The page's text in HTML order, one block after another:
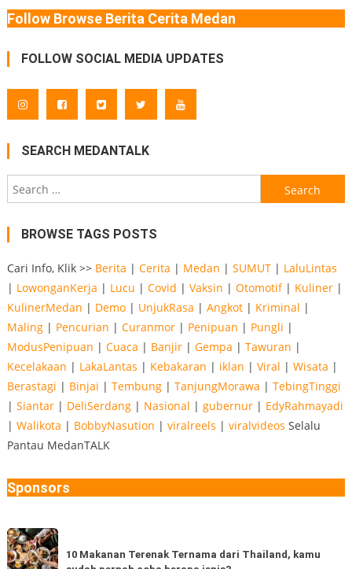
Follow Browse Berita Cerita Medan
FOLLOW SOCIAL MEDIA UPDATES
SEARCH MEDANTALK
Search
for:
BROWSE TAGS POSTS
Cari Info, Klik >> Berita | Cerita | Medan | SUMUT| LaluLintas
| LowonganKerja | Lucu | Covid | Vaksin | Otomotif| Kuliner|
KulinerMedan | Demo| UnjukRasa | Angkot| Kriminal |
Maling| Pencurian | Curanmor| Penipuan | Pungli |
ModusPenipuan | Cuaca | Banjir| Gempa | Tawuran |
Kecelakaan | LakaLantas | Kebakaran | iklan | Viral | Wisata |
Berastagi | Binjai | Tembung| TanjungMorawa | TebingTinggi
| Siantar| DeliSerdang| Nasional | gubernur| EdyRahmayadi
| Walikota | BobbyNasution | viralreels | viralvideos Selalu
Pantau MedanTALK
Sponsors
10
Makanan
10 Makanan Terenak Ternama dari Thailand, kamu